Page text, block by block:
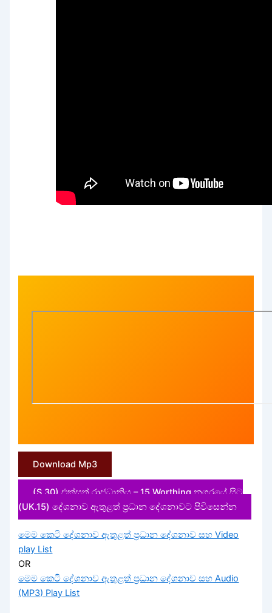
Download Mp3
(S.30) එක්සත් රාජධානිය – 15 Worthing නගරයේ සිට
(UK.15) දේශනාව ඇතුළත් ප්‍රධාන දේශනාවට පිවිසෙන්න
මෙම කෙටි දේශනාව ඇතුළත් ප්‍රධාන දේශනාව සහ Video
play List
OR
මෙම කෙටි දේශනාව ඇතුළත් ප්‍රධාන දේශනාව සහ Audio
(MP3) Play List